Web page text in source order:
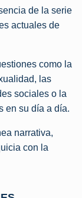
de la serie
actuales de
como la
las
sociales o la
en su día a día.
narrativa,
con la